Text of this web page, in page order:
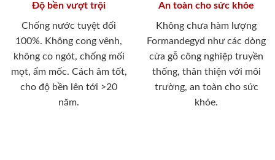
Độ bền vượt trội
Chống nước tuyệt đối
100%. Không cong vênh,
không co ngót, chống mối
mọt, ẩm mốc. Cách âm tốt,
cho độ bền lên tới >20
năm.
An toàn cho sức khỏe
Không chưa hàm lượng
Formandegyd như các dòng
cửa gỗ công nghiệp truyền
thống, thân thiện với môi
trường, an toàn cho sức
khỏe.